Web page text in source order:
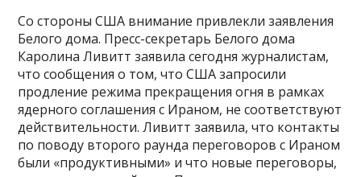
Со стороны США внимание привлекли заявления
Белого дома. Пресс-секретарь Белого дома
Каролина Ливитт заявила сегодня журналистам,
что сообщения о том, что США запросили
продление режима прекращения огня в рамках
ядерного соглашения с Ираном, не соответствуют
действительности. Ливитт заявила, что контакты
по поводу второго раунда переговоров с Ираном
были «продуктивными» и что новые переговоры,